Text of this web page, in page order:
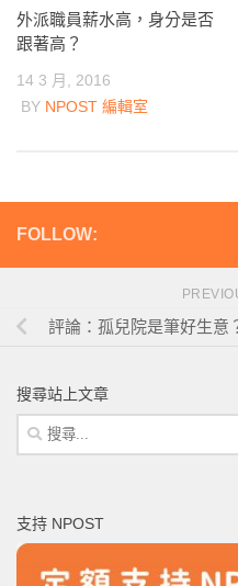
外派職員薪水高，身分是否
跟著高？
14 3 月, 2016
BY NPOST 編輯室
FOLLOW:
評論：孤兒院是筆好生意
搜尋站上文章
搜
尋
字:
支持 NPOST